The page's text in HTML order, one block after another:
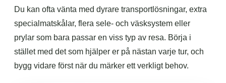
Du kan ofta vänta med dyrare transportlösningar, extra
specialmatskålar, flera sele- och väsksystem eller
prylar som bara passar en viss typ av resa. Börja i
stället med det som hjälper er på nästan varje tur, och
bygg vidare först när du märker ett verkligt behov.